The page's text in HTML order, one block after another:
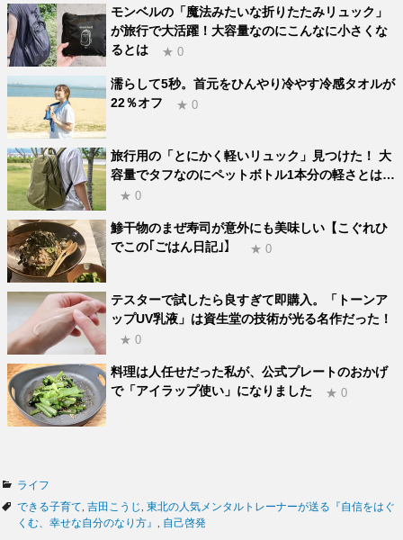
モンベルの「魔法みたいな折りたたみリュック」
が旅行で大活躍！大容量なのにこんなに小さくな
るとは
★ 0
濡らして5秒。首元をひんやり冷やす冷感タオルが
22％オフ
★ 0
旅行用の「とにかく軽いリュック」見つけた！ 大
容量でタフなのにペットボトル1本分の軽さとは…
★ 0
鯵干物のまぜ寿司が意外にも美味しい【こぐれひ
でこの｢ごはん日記｣】
★ 0
テスターで試したら良すぎて即購入。「トーンア
ップUV乳液」は資生堂の技術が光る名作だった！
★ 0
料理は人任せだった私が、公式プレートのおかげ
で「アイラップ使い」になりました
★ 0
カ
テ
ゴ
ライフ
タ
グ
できる子育て 吉田こうじ
東北の人気メンタルトレーナーが送る『自信をはぐ
くむ、幸せな自分のなり方』
自己啓発